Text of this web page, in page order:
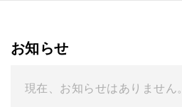
お知らせ
現在、お知らせはありません。